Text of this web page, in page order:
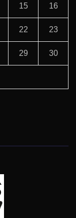
15 16
22 23
29 30